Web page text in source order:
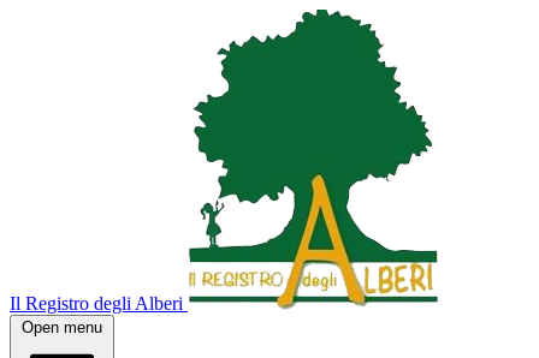
Il Registro degli Alberi
Open menu